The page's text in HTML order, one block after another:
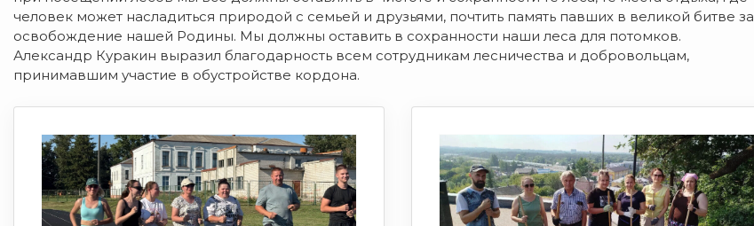
человек может насладиться природой с семьей и друзьями, почтить память павших в великой битве за
освобождение нашей Родины. Мы должны оставить в сохранности наши леса для потомков.
Александр Куракин выразил благодарность всем сотрудникам лесничества и добровольцам,
принимавшим участие в обустройстве кордона.